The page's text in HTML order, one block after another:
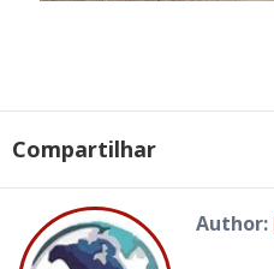
Compartilhar
Author: